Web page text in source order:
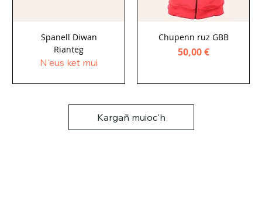
Spanell Diwan
Rianteg
N'eus ket mui
Chupenn ruz GBB
Price
50,00 €
Kargañ muioc'h